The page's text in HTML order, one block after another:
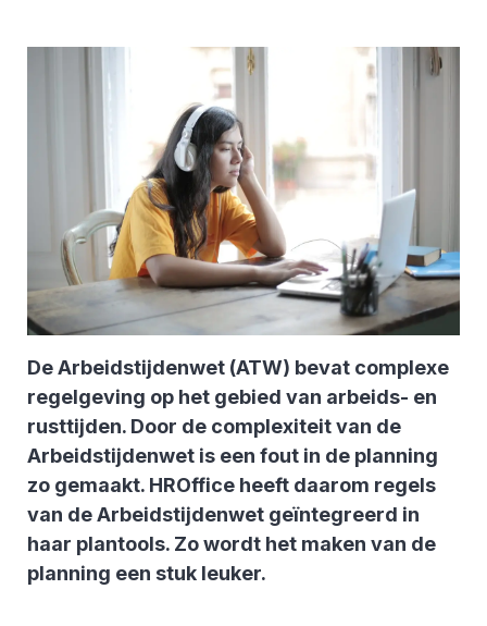
De Arbeidstijdenwet (ATW) bevat complexe
regelgeving op het gebied van arbeids- en
rusttijden. Door de complexiteit van de
Arbeidstijdenwet is een fout in de planning
zo gemaakt. HROffice heeft daarom regels
van de Arbeidstijdenwet geïntegreerd in
haar plantools. Zo wordt het maken van de
planning een stuk leuker.